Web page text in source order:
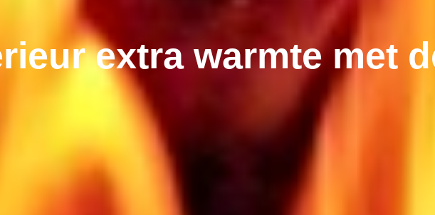
extra warmte met